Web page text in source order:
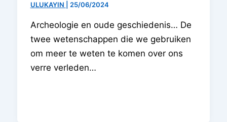
ULUKAYIN 25/06/2024
Archeologie en oude geschiedenis… De
twee wetenschappen die we gebruiken
om meer te weten te komen over ons
verre verleden…